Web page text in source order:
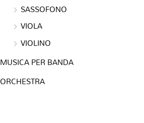
SASSOFONO
VIOLA
VIOLINO
MUSICA PER BANDA
ORCHESTRA